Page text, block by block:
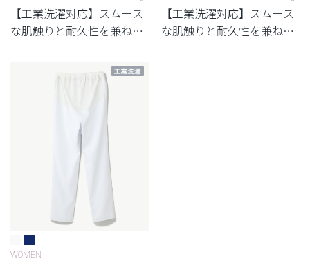
【工業洗濯対応】スムース
な肌触りと耐久性を兼ね備
【工業洗濯対応】スムース
な肌触りと耐久性を兼ね備
WOMEN